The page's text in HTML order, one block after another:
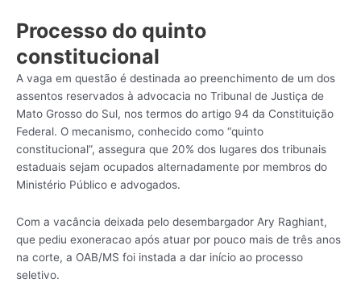
Processo do quinto
constitucional
A vaga em questão é destinada ao preenchimento de um dos
assentos reservados à advocacia no Tribunal de Justiça de
Mato Grosso do Sul, nos termos do artigo 94 da Constituição
Federal. O mecanismo, conhecido como “quinto
constitucional”, assegura que 20% dos lugares dos tribunais
estaduais sejam ocupados alternadamente por membros do
Ministério Público e advogados.
Com a vacância deixada pelo desembargador Ary Raghiant,
que pediu exoneracao após atuar por pouco mais de três anos
na corte, a OAB/MS foi instada a dar início ao processo
seletivo.